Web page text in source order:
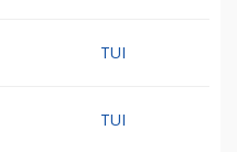
TUI
TUI